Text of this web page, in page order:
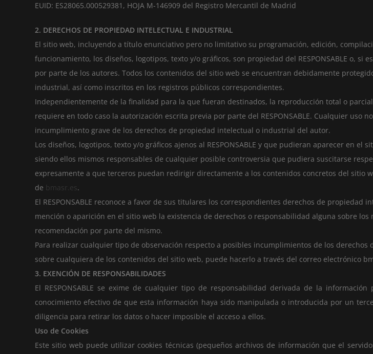
EUID: ES28065.000529381, HOJA M-146909 del Registro Mercantil de Madrid
2. DERECHOS DE PROPIEDAD INTELECTUAL E INDUSTRIAL
El sitio web, incluyendo a título enunciativo pero no limitativo su programación, edición,
funcionamiento, los diseños, logotipos, texto y/o gráficos, son propiedad del RESPONSABLE o, si
por parte de los autores. Todos los contenidos del sitio web se encuentran debidamente
industrial, así como inscritos en los registros públicos correspondientes.
Independientemente de la finalidad para la que fueran destinados, la reproducción total o
requiere en todo caso la autorización escrita previa por parte del RESPONSABLE. Cualquier uso
incumplimiento grave de los derechos de propiedad intelectual o industrial del autor.
Los diseños, logotipos, texto y/o gráficos ajenos al RESPONSABLE y que pudieran aparecer en el
siendo ellos mismos responsables de cualquier posible controversia que pudiera suscitarse
expresamente a que terceros puedan redirigir directamente a los contenidos concretos del sitio
de bmasr.es.
El RESPONSABLE reconoce a favor de sus titulares los correspondientes derechos de
mención o aparición en el sitio web la existencia de derechos o responsabilidad alguna sobre
recomendación por parte del mismo.
Para realizar cualquier tipo de observación respecto a posibles incumplimientos de los
sobre cualquiera de los contenidos del sitio web, puede hacerlo a través del correo electrónico
3. EXENCIÓN DE RESPONSABILIDADES
El RESPONSABLE se exime de cualquier tipo de responsabilidad derivada de la
conocimiento efectivo de que esta información haya sido manipulada o introducida por un
diligencia para retirar los datos o hacer imposible el acceso a ellos.
Uso de Cookies
Este sitio web puede utilizar cookies técnicas (pequeños archivos de información que el